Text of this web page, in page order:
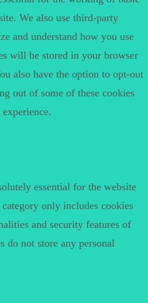
We also use third-party
and understand how you use
will be stored in your browser
also have the option to opt-out
out of some of these cookies
essential for the website
only includes cookies
and security features of
do not store any personal